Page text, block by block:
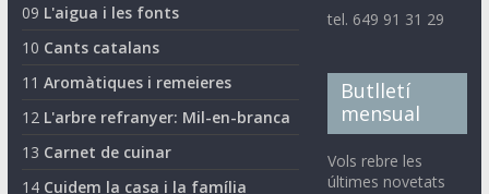
09 L'aigua i les fonts
10 Cants catalans
11 Aromàtiques i remeieres
12 L'arbre refranyer: Mil-en-branca
13 Carnet de cuinar
14 Cuidem la casa i la família
tel. 649 91 31 29
Butlletí
mensual
Vols rebre les
últimes novetats